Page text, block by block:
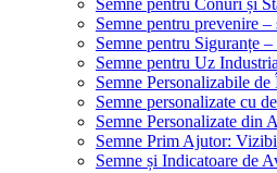
Semne pentru Conuri și
Semne pentru prevenire
Semne pentru Siguranțe
Semne pentru Uz
Semne Personalizabile
Semne personalizate cu
Semne Personalizate din
Semne Prim Ajutor:
Semne și Indicatoare de